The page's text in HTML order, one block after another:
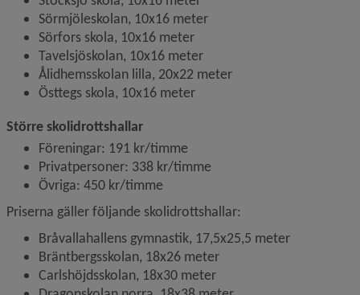
Sörmjöleskolan, 10x16 meter
Sörfors skola, 10x16 meter
Tavelsjöskolan, 10x16 meter
Ålidhemsskolan lilla, 20x22 meter
Östtegs skola, 10x16 meter
Större skolidrottshallar
Föreningar: 191 kr/timme
Privatpersoner: 338 kr/timme
Övriga: 450 kr/timme
Priserna gäller följande skolidrottshallar:
Bråvallahallens gymnastik, 17,5x25,5 meter
Bräntbergsskolan, 18x26 meter
Carlshöjdsskolan, 18x30 meter